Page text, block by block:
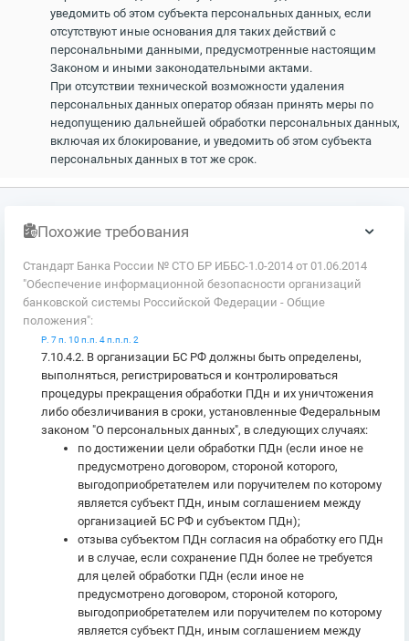
уведомить об этом субъекта персональных данных, если
отсутствуют иные основания для таких действий с
персональными данными, предусмотренные настоящим
Законом и иными законодательными актами.
При отсутствии технической возможности удаления
персональных данных оператор обязан принять меры по
недопущению дальнейшей обработки персональных данных,
включая их блокирование, и уведомить об этом субъекта
персональных данных в тот же срок.
Похожие требования
Стандарт Банка России № СТО БР ИББС-1.0-2014 от 01.06.2014
"Обеспечение информационной безопасности организаций
банковской системы Российской Федерации - Общие
положения":
Р. 7 п. 10 п.п. 4 п.п.п. 2
7.10.4.2. В организации БС РФ должны быть определены,
выполняться, регистрироваться и контролироваться
процедуры прекращения обработки ПДн и их уничтожения
либо обезличивания в сроки, установленные Федеральным
законом "О персональных данных", в следующих случаях:
по достижении цели обработки ПДн (если иное не
предусмотрено договором, стороной которого,
выгодоприобретателем или поручителем по которому
является субъект ПДн, иным соглашением между
организацией БС РФ и субъектом ПДн);
отзыва субъектом ПДн согласия на обработку его ПДн
и в случае, если сохранение ПДн более не требуется
для целей обработки ПДн (если иное не
предусмотрено договором, стороной которого,
выгодоприобретателем или поручителем по которому
является субъект ПДн, иным соглашением между